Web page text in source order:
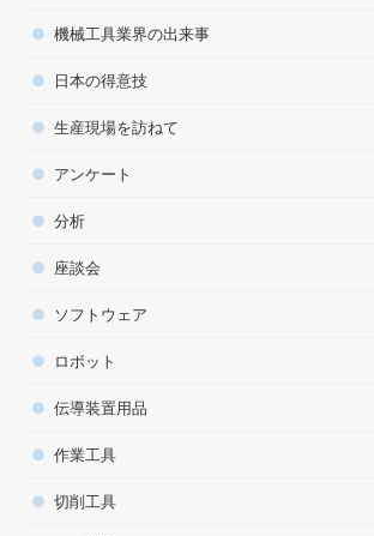
機械工具業界の出来事
日本の得意技
生産現場を訪ねて
アンケート
分析
座談会
ソフトウェア
ロボット
伝導装置用品
作業工具
切削工具